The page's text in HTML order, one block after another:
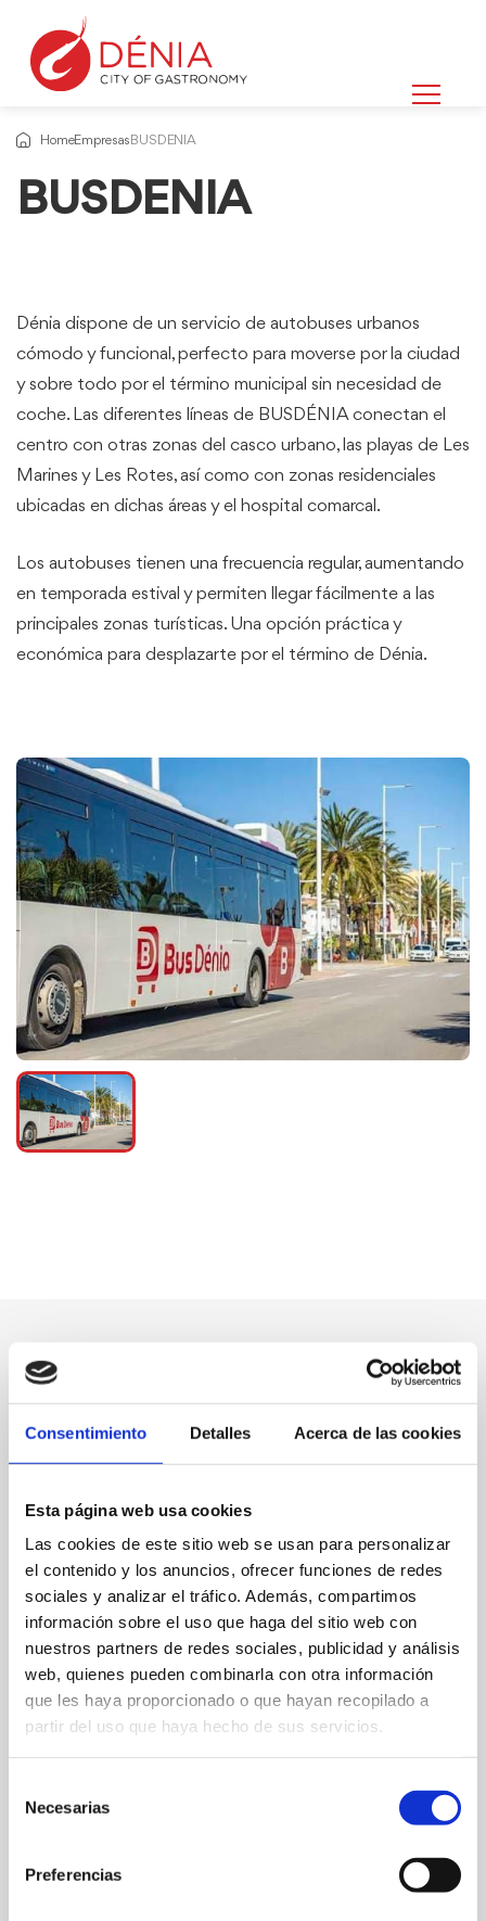
Consentimiento Detalles Acerca de las cookies
Esta página web usa cookies
Las cookies de este sitio web se usan para personalizar
el contenido y los anuncios, ofrecer funciones de redes
sociales y analizar el tráfico. Además, compartimos
información sobre el uso que haga del sitio web con
nuestros partners de redes sociales, publicidad y análisis
web, quienes pueden combinarla con otra información
que les haya proporcionado o que hayan recopilado a
partir del uso que haya hecho de sus servicios.
Necesarias
Preferencias
HomeEmpresas BUSDENIA
BUSDENIA
Dénia dispone de un servicio de autobuses urbanos
cómodo y funcional, perfecto para moverse por la ciudad
y sobre todo por el término municipal sin necesidad de
coche. Las diferentes líneas de BUSDÉNIA conectan el
centro con otras zonas del casco urbano, las playas de Les
Marines y Les Rotes, así como con zonas residenciales
ubicadas en dichas áreas y el hospital comarcal.
Los autobuses tienen una frecuencia regular, aumentando
en temporada estival y permiten llegar fácilmente a las
principales zonas turísticas. Una opción práctica y
económica para desplazarte por el término de Dénia.
Partida Madrigueres Sud, 50 B
900130014